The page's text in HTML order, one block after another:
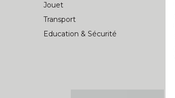
Jouet
Transport
Education & Sécurité